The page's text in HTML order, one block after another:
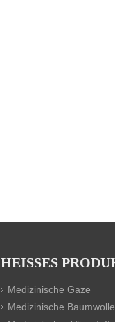
HEISSES
Medizinische Gaze
Medizinische Baumwolle